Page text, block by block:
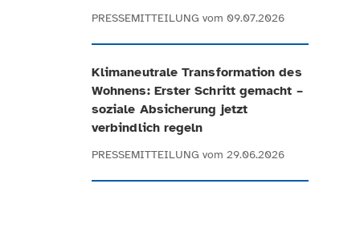
PRESSEMITTEILUNG vom 09.07.2026
Klimaneutrale Transformation des
Wohnens: Erster Schritt gemacht –
soziale Absicherung jetzt
verbindlich regeln
PRESSEMITTEILUNG vom 29.06.2026